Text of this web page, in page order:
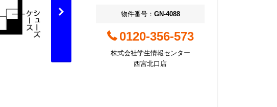
物件番号： GN-4088
0120-356-573
株式会社学生情報センター
西宮北口店